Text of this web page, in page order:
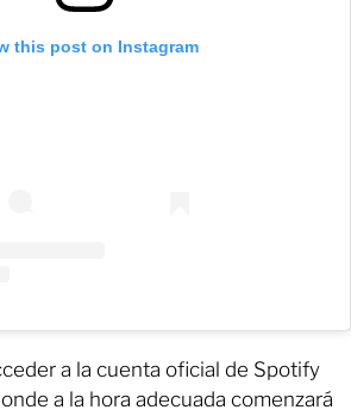
this post on Instagram
a la cuenta oficial de Spotify
a la hora adecuada comenzará